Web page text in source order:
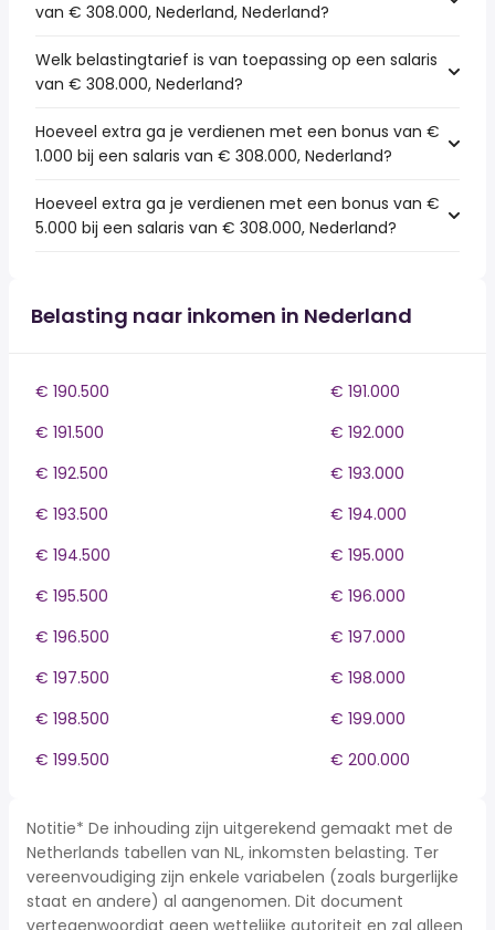
van € 308.000, Nederland, Nederland?
Welk belastingtarief is van toepassing op een salaris
van € 308.000, Nederland?
Hoeveel extra ga je verdienen met een bonus van €
1.000 bij een salaris van € 308.000, Nederland?
Hoeveel extra ga je verdienen met een bonus van €
5.000 bij een salaris van € 308.000, Nederland?
Belasting naar inkomen in Nederland
€ 190.500
€ 191.000
€ 191.500
€ 192.000
€ 192.500
€ 193.000
€ 193.500
€ 194.000
€ 194.500
€ 195.000
€ 195.500
€ 196.000
€ 196.500
€ 197.000
€ 197.500
€ 198.000
€ 198.500
€ 199.000
€ 199.500
€ 200.000
Notitie* De inhouding zijn uitgerekend gemaakt met de
Netherlands tabellen van NL, inkomsten belasting. Ter
vereenvoudiging zijn enkele variabelen (zoals burgerlijke
staat en andere) al aangenomen. Dit document
vertegenwoordigt geen wettelijke autoriteit en zal alleen